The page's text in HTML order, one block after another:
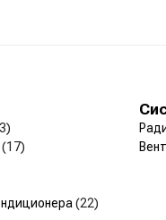
(17)
(22)